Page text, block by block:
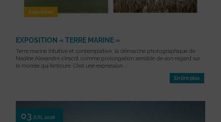
Exposition
EXPOSITION « TERRE MARINE »
Terre marine Intuitive et contemplative, la démarche photographique de
Nadine Alexandre s’inscrit comme prolongation sensible de son regard sur
le monde qui l’entoure. C’est une expression ...
En lire plus
03 JUIL 2026